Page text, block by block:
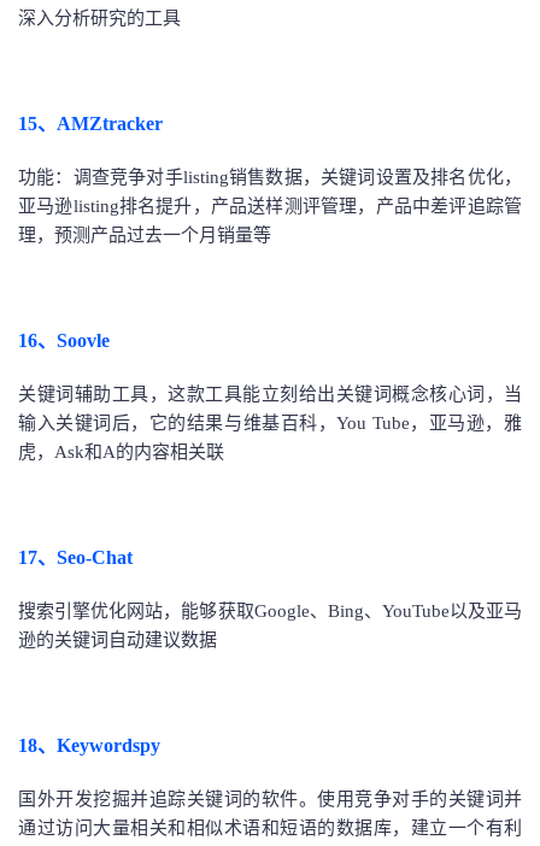
深入分析研究的工具
15、AMZtracker
功能：调查竞争对手listing销售数据，关键词设置及排名优化，
亚马逊listing排名提升，产品送样测评管理，产品中差评追踪管
理，预测产品过去一个月销量等
16、Soovle
关键词辅助工具，这款工具能立刻给出关键词概念核心词，当
输入关键词后，它的结果与维基百科，You Tube，亚马逊，雅
虎，Ask和A的内容相关联
17、Seo-Chat
搜索引擎优化网站，能够获取Google、Bing、YouTube以及亚马
逊的关键词自动建议数据
18、Keywordspy
国外开发挖掘并追踪关键词的软件。使用竞争对手的关键词并
通过访问大量相关和相似术语和短语的数据库，建立一个有利